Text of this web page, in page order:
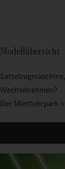
Modellübersicht
Wechselrahmen?
Der Mietfuhrpark